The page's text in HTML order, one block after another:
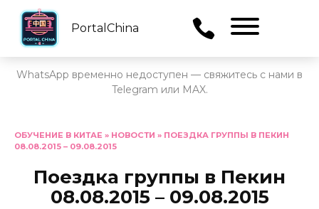
PortalChina
WhatsApp временно недоступен — свяжитесь с нами в
Telegram или MAX.
содержанию
ОБУЧЕНИЕ В КИТАЕ » НОВОСТИ » ПОЕЗДКА ГРУППЫ В ПЕКИН
08.08.2015 – 09.08.2015
Поездка группы в Пекин
08.08.2015 – 09.08.2015